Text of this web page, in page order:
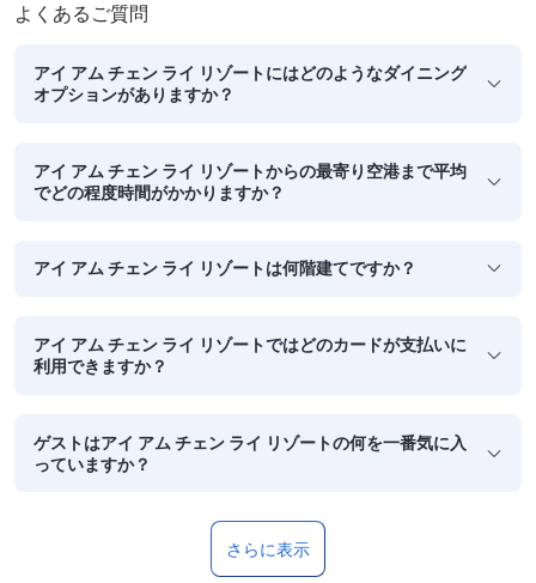
よくあるご質問
アイ アム チェン ライ リゾートにはどのようなダイニング
オプションがありますか？
アイ アム チェン ライ リゾートからの最寄り空港まで平均
でどの程度時間がかかりますか？
アイ アム チェン ライ リゾートは何階建てですか？
アイ アム チェン ライ リゾートではどのカードが支払いに
利用できますか？
ゲストはアイ アム チェン ライ リゾートの何を一番気に入
っていますか？
さらに表示